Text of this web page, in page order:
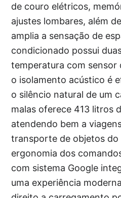
de couro elétricos,
ajustes lombares, além
amplia a sensação de
condicionado possui
temperatura com sensor
o isolamento acústico é
o silêncio natural de um
malas oferece 413 litros
atendendo bem a
transporte de objetos do
ergonomia dos
com sistema Google
uma experiência